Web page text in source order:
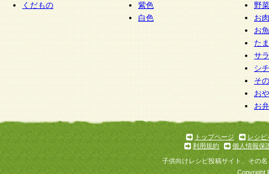
くだもの
紫色
白色
野
お
お
た
サ
シ
そ
お
お
トップページ
レシピ
利用規約
個人情報保
子供向けレシピ投稿サイト、その
Copyright